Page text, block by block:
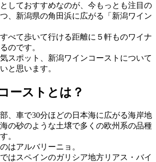
しておすすめなのが、今もっとも注目の
、新潟県の角田浜に広がる「新潟ワイン
べて歩いて行ける距離に５軒ものワイナ
のです。
スポット、新潟ワインコーストについて
と思います。
ーストとは？
、車で30分ほどの日本海に広がる海岸地
の砂のような土壌で多くの欧州系の品種
。
はアルバリーニョ。
はスペインのガリシア地方リアス・バイ